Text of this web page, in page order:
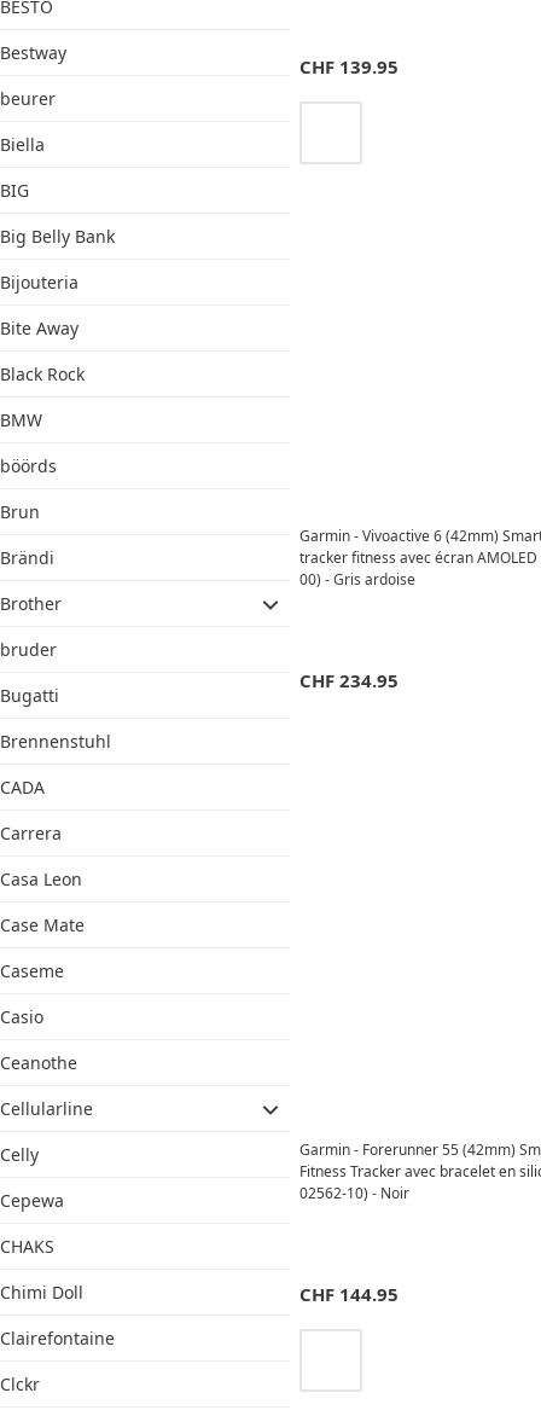
BESTO
Bestway
beurer
Biella
BIG
Big Belly Bank
Bijouteria
Bite Away
Black Rock
BMW
böörds
Brun
Brändi
Brother
bruder
Bugatti
Brennenstuhl
CADA
Carrera
Casa Leon
Case Mate
Caseme
Casio
Ceanothe
Cellularline
Celly
Cepewa
CHAKS
Chimi Doll
Clairefontaine
Clckr
CHF 139.95
Garmin - Vivoactive 6 (42mm)
tracker fitness avec écran
00) - Gris ardoise
CHF 234.95
Garmin - Forerunner 55 (42mm)
Fitness Tracker avec bracelet en
02562-10) - Noir
CHF 144.95